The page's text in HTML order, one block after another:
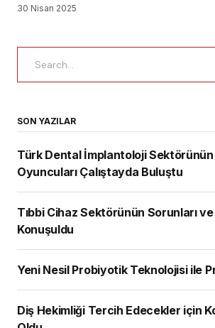
30 Nisan 2025
SON YAZILAR
Türk Dental İmplantoloji Sektörünün
Oyuncuları Çalıştayda Buluştu
Tıbbi Cihaz Sektörünün Sorunları
Konuşuldu
Yeni Nesil Probiyotik Teknolojisi ile
Diş Hekimliği Tercih Edecekler için Kontenjanlar Belli